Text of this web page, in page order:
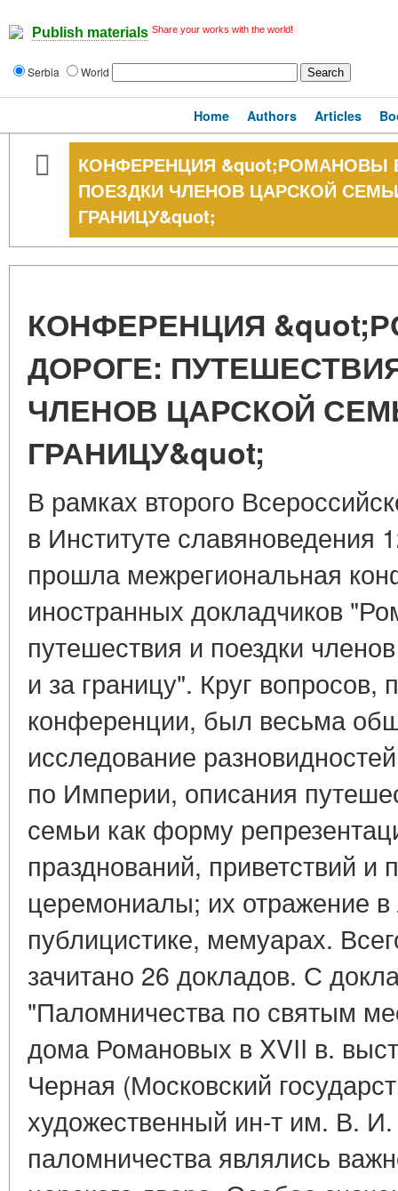
Publish materials Share your works with the world!
Serbia World
Home Authors Articles
КОНФЕРЕНЦИЯ &quot;РОМАНОВЫ
ПОЕЗДКИ ЧЛЕНОВ ЦАРСКОЙ
ГРАНИЦУ&quot;
КОНФЕРЕНЦИЯ
ДОРОГЕ:
ЧЛЕНОВ ЦАРСКОЙ
ГРАНИЦУ&quot;
В рамках второго
в Институте славяноведения
прошла межрегиональная
иностранных докладчиков
путешествия и поездки
и за границу". Круг вопросов,
конференции, был весьма
исследование
по Империи, описания
семьи как форму
празднований, приветствий и
церемониалы; их отражение
публицистике, мемуарах.
зачитано 26 докладов. С
"Паломничества по святым
дома Романовых в XVII в.
Черная (Московский
художественный ин-т им. В.
паломничества являлись